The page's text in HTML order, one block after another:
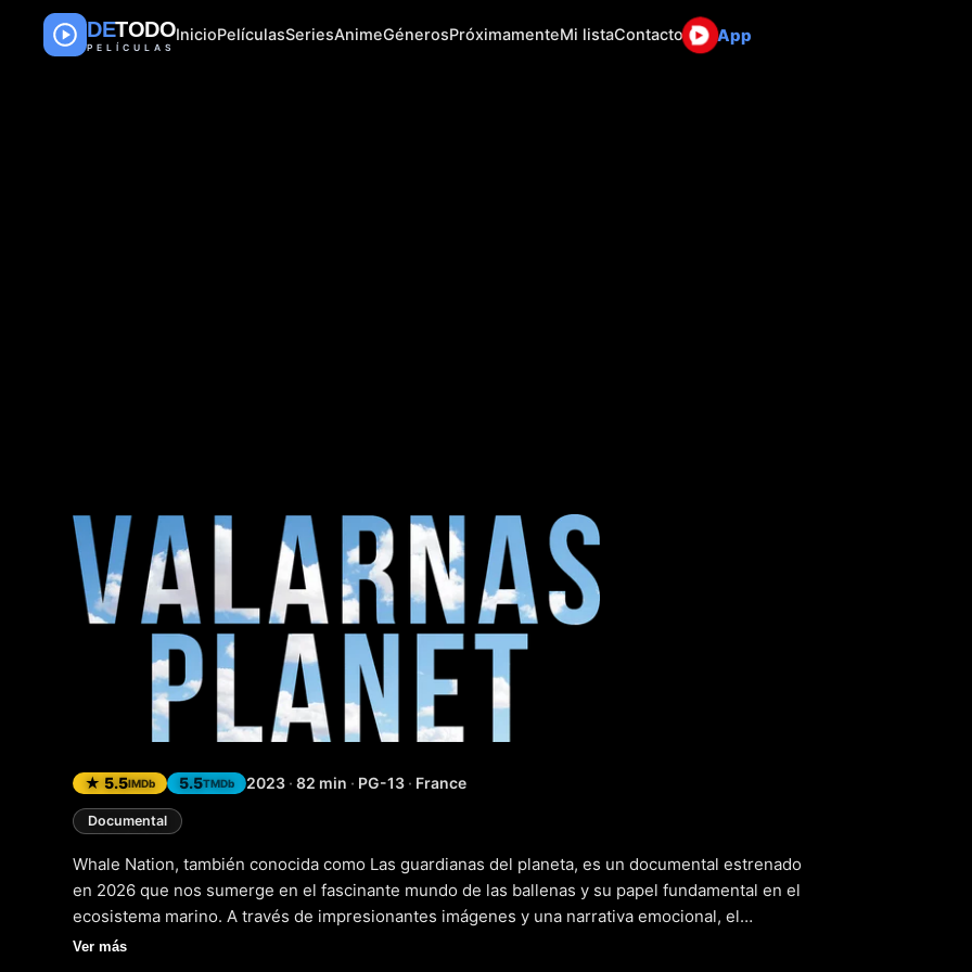
DETODO
PELÍCULAS
InicioPelículasSeriesAnimeGénerosPróximamenteMi listaContacto App
Whale Nation (Las
★ 5.5IMDb 5.5TMDb 2023 · 82 min · PG-13 · France
Documental
Whale Nation, también conocida como Las guardianas del planeta, es un documental estrenado
en 2026 que nos sumerge en el fascinante mundo de las ballenas y su papel fundamental en el
ecosistema marino. A través de impresionantes imágenes y una narrativa emocional, el
documental nos lleva a un viaje por los océanos del mundo, donde descubriremos la
Ver más